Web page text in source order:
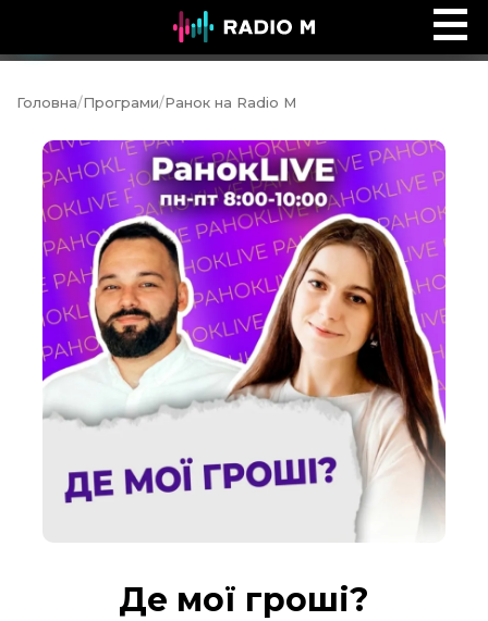
Біблійний погляд
Головна/Програми/Ранок на Radio M
Де мої гроші?